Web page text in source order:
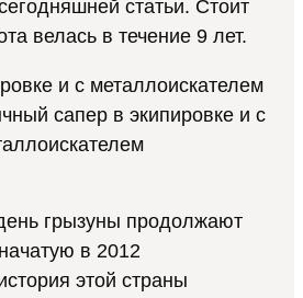
статьи. Стоит
велась в течение 9 лет.
сапер в экипировке и с
грызуны продолжают
в 2012
этой страны